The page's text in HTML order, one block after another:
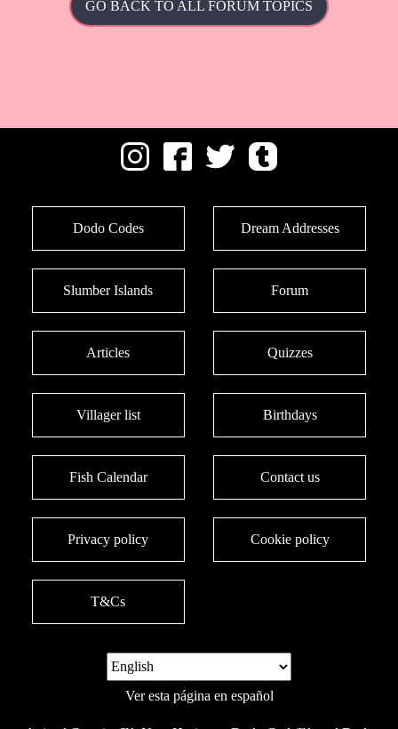
GO BACK TO ALL FORUM TOPICS
Dodo Codes Dream Addresses
Slumber Islands Forum
Articles Quizzes
Villager list Birthdays
Fish Calendar Contact us
Privacy policy Cookie policy
T&Cs
Ver esta página en español